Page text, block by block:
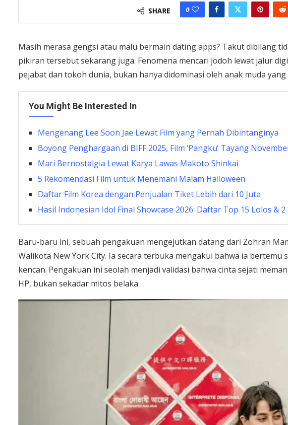
SHARE 0
Masih merasa gengsi atau malu bermain dating apps? Takut dibilang
pikiran tersebut sekarang juga. Fenomena mencari jodoh lewat jalur
pejabat dan tokoh dunia, bukan hanya didominasi oleh anak muda yang
You Might Be Interested In
Mengenang Lee Soon Jae Lewat Film yang Pernah Dibintanginya
Boyong Penghargaan di BIFF 2025, Film ‘Pangku’ Tayang
Mari Bernostalgia Lewat Karya Lawas Makoto Shinkai
5 Rekomendasi Film untuk Menemani Malam Halloween
Daftar Film Korea dengan Penjualan Tiket Lebih dari 10 Juta
Hasil Indonesian Idol Final Showcase 2026: Daftar Top 15 Lolos &
Baru-baru ini, sebuah pengakuan mengejutkan datang dari Zohran
Walikota New York City. Ia secara terbuka mengakui bahwa ia bertemu
kencan. Pengakuan ini seolah menjadi validasi bahwa cinta sejati
HP, bukan sekadar mitos belaka.